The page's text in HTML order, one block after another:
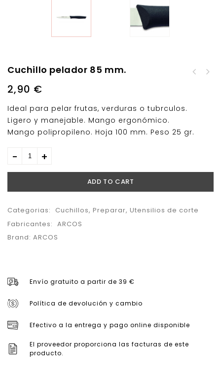
Cuchillo pelador 85 mm.
2,90 €
Ideal para pelar frutas, verduras o tubrculos.
Ligero y manejable. Mango ergonómico.
Mango polipropileno. Hoja 100 mm. Peso 25 gr.
ADD TO CART
Categorias: Cuchillos, Preparar, Utensilios de corte
Fabricantes: ARCOS
Brand: ARCOS
Envío gratuito a partir de 39 €
Política de devolución y cambio
Efectivo a la entrega y pago online disponible
El proveedor proporciona las facturas de este
producto.